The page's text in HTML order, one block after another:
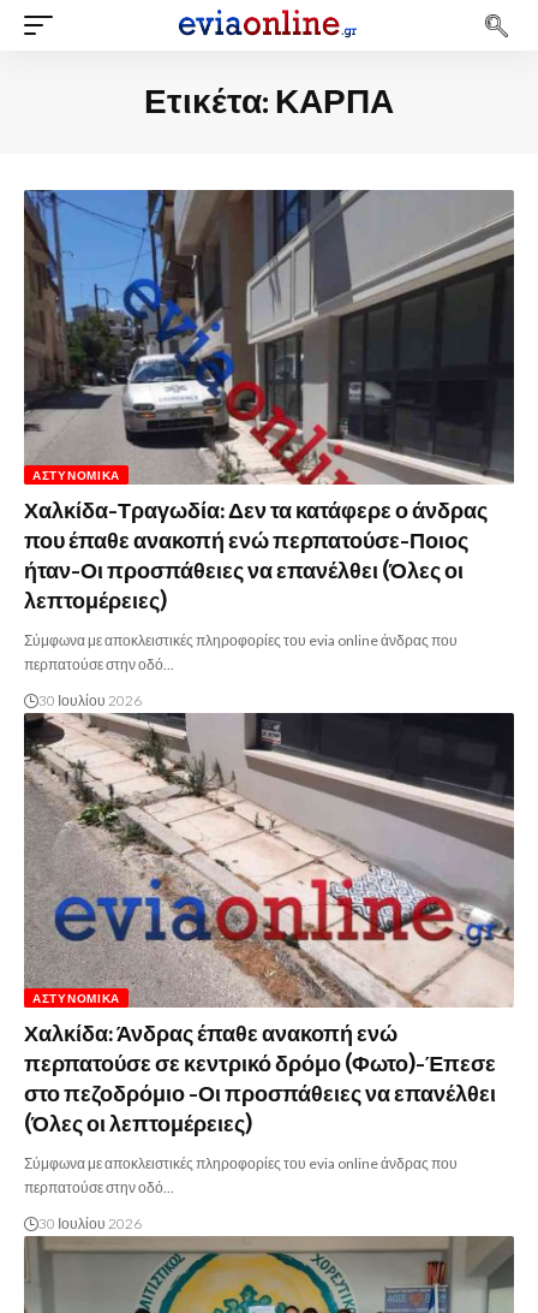
Ετικέτα: ΚΑΡΠΑ
ΑΣΤΥΝΟΜΙΚΆ
Χαλκίδα-Τραγωδία: Δεν τα κατάφερε ο άνδρας
που έπαθε ανακοπή ενώ περπατούσε-Ποιος
ήταν-Οι προσπάθειες να επανέλθει (Όλες οι
λεπτομέρειες)
Σύμφωνα με αποκλειστικές πληροφορίες του evia online άνδρας που
περπατούσε στην οδό…
30 Ιουλίου 2026
ΑΣΤΥΝΟΜΙΚΆ
Χαλκίδα: Άνδρας έπαθε ανακοπή ενώ
περπατούσε σε κεντρικό δρόμο (Φωτο)-Έπεσε
στο πεζοδρόμιο -Οι προσπάθειες να επανέλθει
(Όλες οι λεπτομέρειες)
Σύμφωνα με αποκλειστικές πληροφορίες του evia online άνδρας που
περπατούσε στην οδό…
30 Ιουλίου 2026